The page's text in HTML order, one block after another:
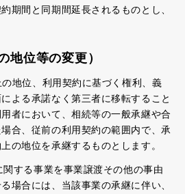
期間と同期間延長されるものとし、
地位等の変更）
地位、利用契約に基づく権利、義
よる承諾なく第三者に移転すること
者において、相続等の一般承継や合
合、従前の利用契約の範囲内で、承
の地位を承継するものとします。
する事業を事業譲渡その他の事由
場合には、当該事業の承継に伴い、